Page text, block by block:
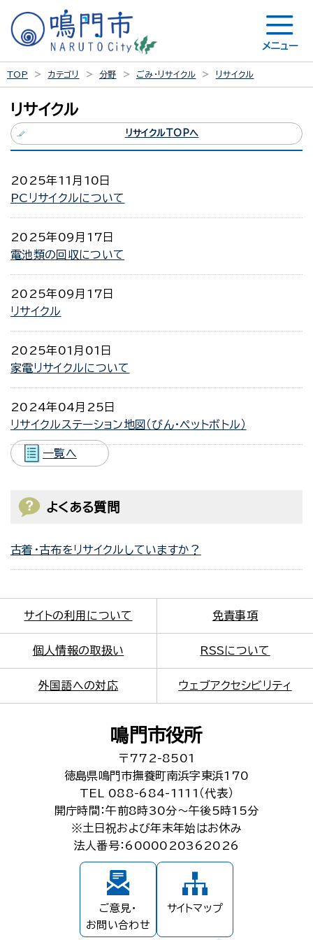
メニュー
TOP カテゴリ 分野 ごみ・リサイクル リサイクル
リサイクル
リサイクルTOPへ
2025年11月10日
PCリサイクルについて
2025年09月17日
電池類の回収について
2025年09月17日
リサイクル
2025年01月01日
家電リサイクルについて
2024年04月25日
リサイクルステーション地図（びん・ペットボトル）
一覧へ
よくある質問
古着・古布をリサイクルしていますか？
サイトの利用について 免責事項
個人情報の取扱い RSSについて
外国語への対応 ウェブアクセシビリティ
鳴門市役所
〒772-8501
徳島県鳴門市撫養町南浜字東浜170
TEL 088-684-1111（代表）
開庁時間：午前8時30分～午後5時15分
※土日祝および年末年始はお休み
法人番号：6000020362026
ご意見・
お問い合わせ
サイトマップ